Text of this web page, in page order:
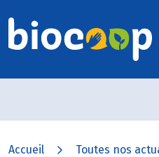
Accueil Toutes nos